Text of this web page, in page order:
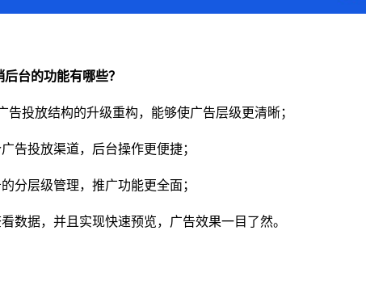
台的功能有哪些？
告投放结构的升级重构，能够使广告层级更清晰；
告投放渠道，后台操作更便捷；
分层级管理，推广功能更全面；
数据，并且实现快速预览，广告效果一目了然。